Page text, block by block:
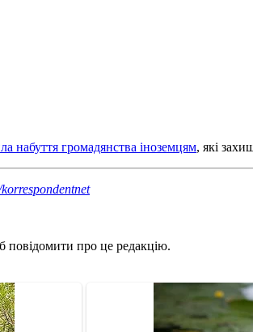
набуття громадянства іноземцям, які
повідомити про це редакцію.